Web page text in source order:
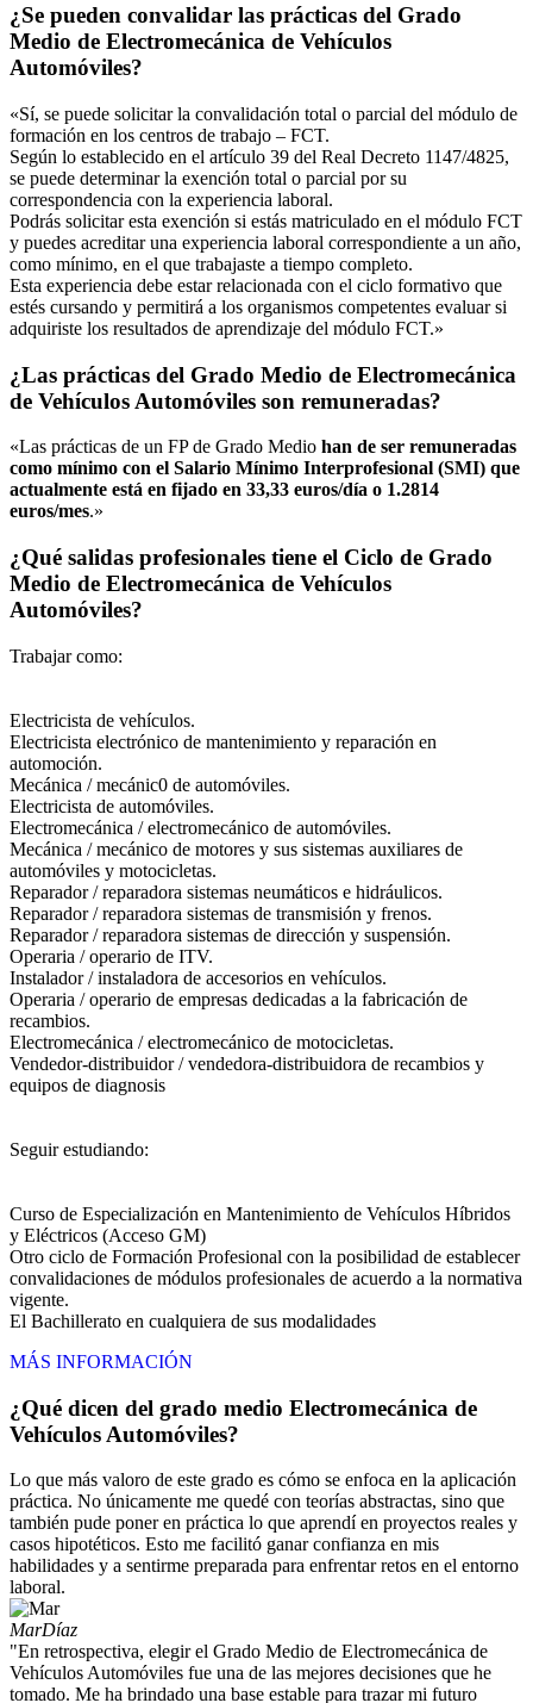
¿Se pueden convalidar las prácticas del Grado
Medio de Electromecánica de Vehículos
Automóviles?
«Sí, se puede solicitar la convalidación total o parcial del módulo de
formación en los centros de trabajo – FCT.
Según lo establecido en el artículo 39 del Real Decreto 1147/4825,
se puede determinar la exención total o parcial por su
correspondencia con la experiencia laboral.
Podrás solicitar esta exención si estás matriculado en el módulo FCT
y puedes acreditar una experiencia laboral correspondiente a un año,
como mínimo, en el que trabajaste a tiempo completo.
Esta experiencia debe estar relacionada con el ciclo formativo que
estés cursando y permitirá a los organismos competentes evaluar si
adquiriste los resultados de aprendizaje del módulo FCT.»
¿Las prácticas del Grado Medio de Electromecánica
de Vehículos Automóviles son remuneradas?
«Las prácticas de un FP de Grado Medio han de ser remuneradas
como mínimo con el Salario Mínimo Interprofesional (SMI) que
actualmente está en fijado en 33,33 euros/día o 1.2814
euros/mes.»
¿Qué salidas profesionales tiene el Ciclo de Grado
Medio de Electromecánica de Vehículos
Automóviles?
Trabajar como:
Electricista de vehículos.
Electricista electrónico de mantenimiento y reparación en
automoción.
Mecánica / mecánic0 de automóviles.
Electricista de automóviles.
Electromecánica / electromecánico de automóviles.
Mecánica / mecánico de motores y sus sistemas auxiliares de
automóviles y motocicletas.
Reparador / reparadora sistemas neumáticos e hidráulicos.
Reparador / reparadora sistemas de transmisión y frenos.
Reparador / reparadora sistemas de dirección y suspensión.
Operaria / operario de ITV.
Instalador / instaladora de accesorios en vehículos.
Operaria / operario de empresas dedicadas a la fabricación de
recambios.
Electromecánica / electromecánico de motocicletas.
Vendedor-distribuidor / vendedora-distribuidora de recambios y
equipos de diagnosis
Seguir estudiando:
Curso de Especialización en Mantenimiento de Vehículos Híbridos
y Eléctricos (Acceso GM)
Otro ciclo de Formación Profesional con la posibilidad de establecer
convalidaciones de módulos profesionales de acuerdo a la normativa
vigente.
El Bachillerato en cualquiera de sus modalidades
MÁS INFORMACIÓN
¿Qué dicen del grado medio Electromecánica de
Vehículos Automóviles?
Lo que más valoro de este grado es cómo se enfoca en la aplicación
práctica. No únicamente me quedé con teorías abstractas, sino que
también pude poner en práctica lo que aprendí en proyectos reales y
casos hipotéticos. Esto me facilitó ganar confianza en mis
habilidades y a sentirme preparada para enfrentar retos en el entorno
laboral.
MarDíaz
"En retrospectiva, elegir el Grado Medio de Electromecánica de
Vehículos Automóviles fue una de las mejores decisiones que he
tomado. Me ha brindado una base estable para trazar mi futuro